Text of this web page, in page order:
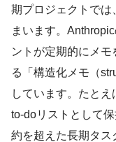
期プロジェクトでは
まいます。
ントが定期的にメ
る「構造化メモ（
しています。たと
to-doリストとして
約を超えた長期タス